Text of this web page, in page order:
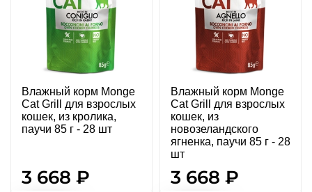
Влажный корм Monge
Cat Grill для взрослых
кошек, из кролика,
паучи 85 г - 28 шт
3 668 ₽
Влажный корм Monge
Cat Grill для взрослых
кошек, из
новозеландского
ягненка, паучи 85 г - 28
шт
3 668 ₽